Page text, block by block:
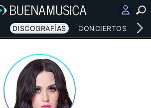
DISCOGRAFÍAS CONCIERTOS